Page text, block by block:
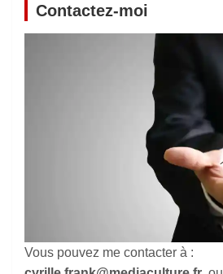
Contactez-moi
Vous pouvez me contacter à :